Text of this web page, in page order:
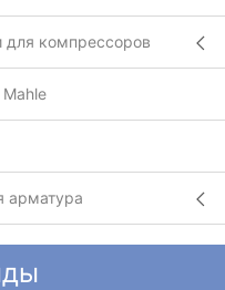
для компрессоров
арматура